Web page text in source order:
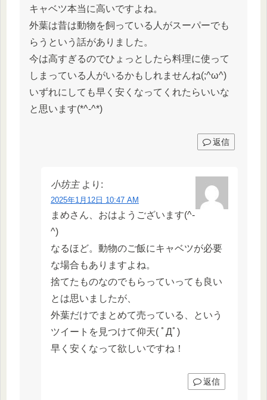
キャベツ本当に高いですよね。
外葉は昔は動物を飼っている人がスーパーでも
らうという話がありました。
今は高すぎるのでひょっとしたら料理に使って
しまっている人がいるかもしれませんね(;^ω^)
いずれにしても早く安くなってくれたらいいな
と思います(*^-^*)
返信
小坊主 より:
2025年1月12日 10:47 AM
まめさん、おはようございます(^-
^)
なるほど。動物のご飯にキャベツが必要
な場合もありますよね。
捨てたものなのでもらっていっても良い
とは思いましたが、
外葉だけでまとめて売っている、という
ツイートを見つけて仰天( ﾟДﾟ)
早く安くなって欲しいですね！
返信